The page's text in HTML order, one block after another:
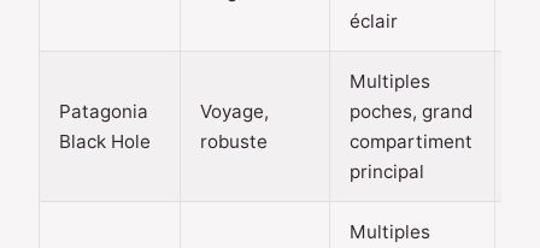
éclair
Patagonia
Black Hole
Voyage,
robuste
Multiples
poches, grand
compartiment
principal
Multiples